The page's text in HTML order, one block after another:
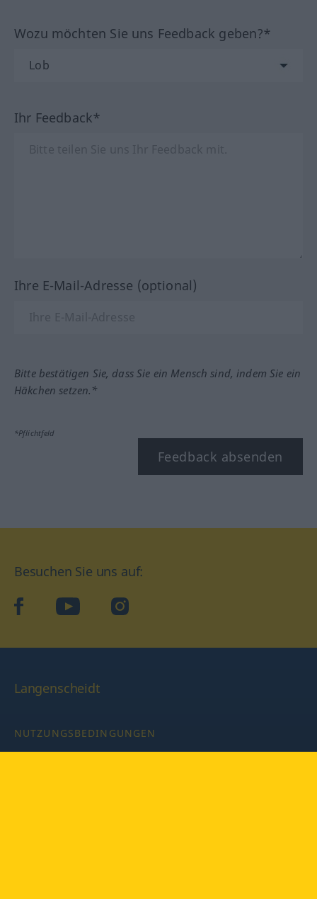
Wozu möchten Sie uns Feedback geben?*
Ihr Feedback*
Ihre E-Mail-Adresse (optional)
Bitte bestätigen Sie, dass Sie ein Mensch sind, indem Sie ein
Häkchen setzen.*
*Pflichtfeld
Feedback absenden
Besuchen Sie uns auf:
facebookYouTube Instagram
Langenscheidt
NUTZUNGSBEDINGUNGEN